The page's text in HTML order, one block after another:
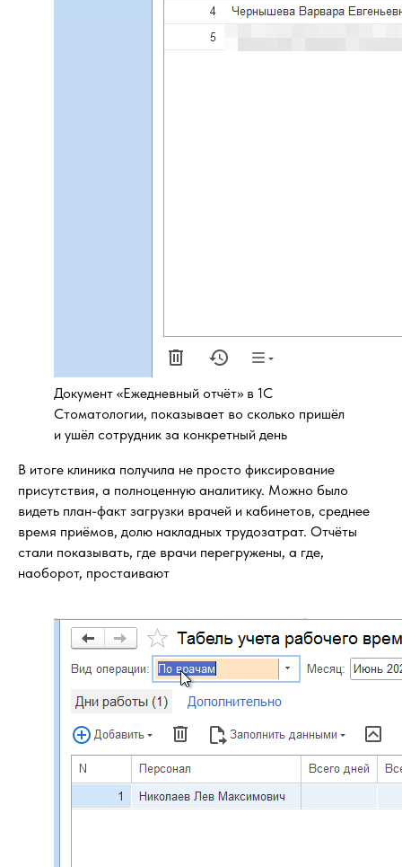
Документ «Ежедневный отчёт» в 1С
Стоматологии, показывает во сколько пришёл
и ушёл сотрудник за конкретный день
В итоге клиника получила не просто фиксирование
присутствия, а полноценную аналитику. Можно было
видеть план-факт загрузки врачей и кабинетов, среднее
время приёмов, долю накладных трудозатрат. Отчёты
стали показывать, где врачи перегружены, а где,
наоборот, простаивают